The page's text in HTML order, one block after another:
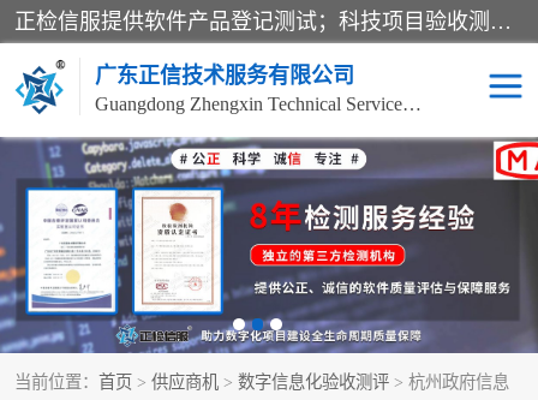
正检信服提供软件产品登记测试；科技项目验收测试；产品确认测试；功能测试；性能测试；安全测试；代码审计测试；漏洞扫描测试；渗透测试；风险评估测试；信息安全等级保护测评；双软认定；实验室建设质量体系建设；软件着作权、软件评测等服务。
广东正信技术服务有限公司
Guangdong Zhengxin Technical Service Co., Ltd
当前位置： 首页 > 供应商机 > 数字信息化验收测评 > 杭州政府信息
电子政务验收测评 数字信息化验收测评
应用软件系统测试 信息系统漏洞扫描
科技成果鉴定测试 软件产品登记测试
信息安全风险评估 系统性能效率测试